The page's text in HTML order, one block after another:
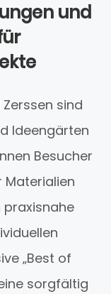
und
sind
Ideengärten
Besucher
Materialien
praxisnahe
„Best of
sorgfältig